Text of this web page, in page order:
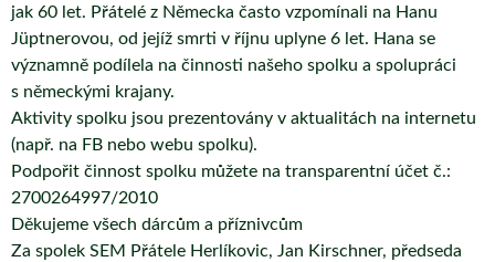
jak 60 let. Přátelé z Německa často vzpomínali na Hanu
Jüptnerovou, od jejíž smrti v říjnu uplyne 6 let. Hana se
významně podílela na činnosti našeho spolku a spolupráci
s německými krajany.
Aktivity spolku jsou prezentovány v aktualitách na internetu
(např. na FB nebo webu spolku).
Podpořit činnost spolku můžete na transparentní účet č.:
2700264997/2010
Děkujeme všech dárcům a příznivcům
Za spolek SEM Přátele Herlíkovic, Jan Kirschner, předseda